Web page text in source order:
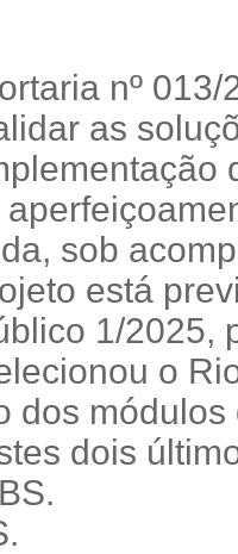
nº
as
sob
está
1/2025,
o
dos
dois